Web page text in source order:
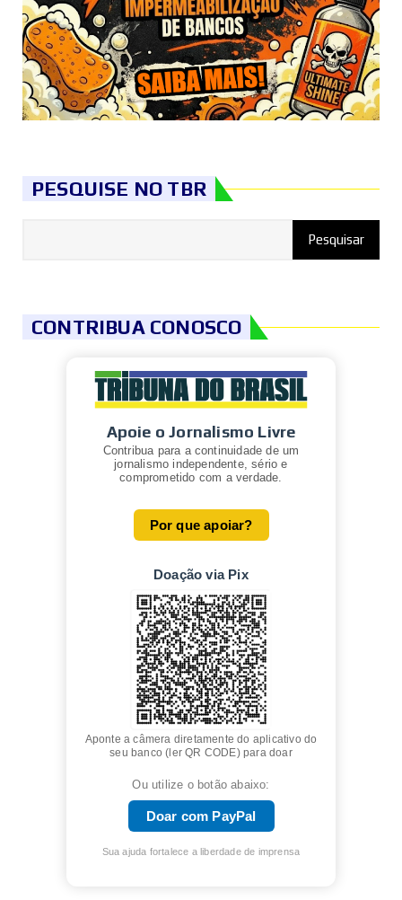
PESQUISE NO TBR
CONTRIBUA CONOSCO
Apoie o Jornalismo Livre
Contribua para a continuidade de um
jornalismo independente, sério e
comprometido com a verdade.
Por que apoiar?
Doação via Pix
Aponte a câmera diretamente do aplicativo do
seu banco (ler QR CODE) para doar
Ou utilize o botão abaixo:
Doar com PayPal
Sua ajuda fortalece a liberdade de imprensa